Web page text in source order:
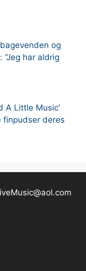
og
har aldrig
A Little Music’
deres